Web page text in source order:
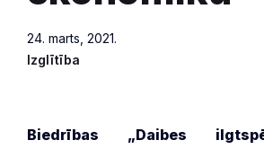
24. marts, 2021.
Izglītība
Biedrības „Daibes